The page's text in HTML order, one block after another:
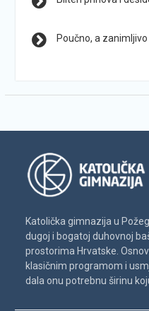
Poučno, a zanimljivo
Katolička gimnazija u
dugoj i bogatoj duhovnoj
prostorima Hrvatske.
klasičnim programom i
dala onu potrebnu širinu